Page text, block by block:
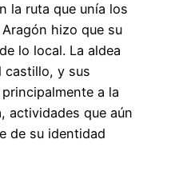
la ruta que unía los
hizo que su
lo local. La aldea
castillo, y sus
a la
actividades que aún
de su identidad